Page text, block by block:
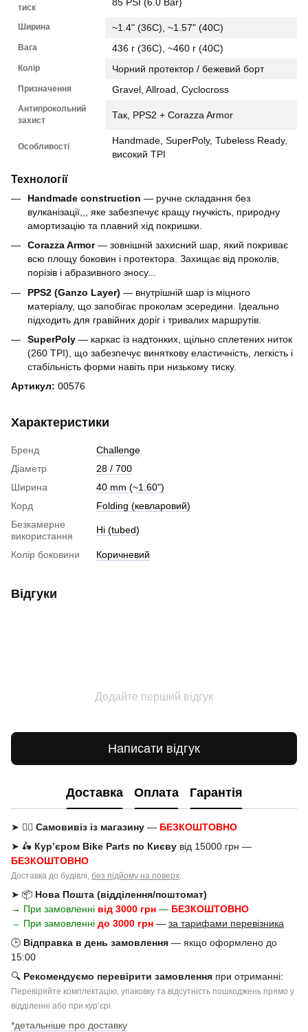
тиск
Ширина ~1.4" (36C), ~1.57" (40C)
Вага 436 г (36C), ~460 г (40C)
Колір Чорний протектор / бежевий борт
Призначення Gravel, Allroad, Cyclocross
Антипрокольний
захист
Так, PPS2 + Corazza Armor
Особливості
Handmade, SuperPoly, Tubeless Ready,
високий TPI
Технології
Handmade construction — ручне складання без
вулканізації,,, яке забезпечує кращу гнучкість, природну
амортизацію та плавний хід покришки.
Corazza Armor— зовнішній захисний шар, який покриває
всю площу боковин і протектора. Захищає від проколів,
порізів і абразивного зносу...
PPS2 (Ganzo Layer) — внутрішній шар із міцного
матеріалу, що запобігає проколам зсередини. Ідеально
підходить для гравійних доріг і тривалих маршрутів.
SuperPoly — каркас із надтонких, щільно сплетених ниток
(260 TPI), що забезпечує виняткову еластичність, легкість і
стабільність форми навіть при низькому тиску.
Артикул: 00576
Характеристики
Бренд
Challenge
Діаметр
28 / 700
Ширина
40 mm (~1.60")
Корд
Folding (кевларовий)
Безкамерне
використання
Ні (tubed)
Колір боковини Коричневий
Відгуки
Додайте перший відгук
Написати відгук
Доставка Оплата Гарантія
➤ 🚶‍♂️ Самовивіз із магазину — БЕЗКОШТОВНО
➤ 🛵 Кур’єром Bike Parts по Києву від 15000 грн —
БЕЗКОШТОВНО
Доставка до будівлі, без підйому на поверх.
➤ 📦 Нова Пошта (відділення/поштомат)
→ При замовленні від 3000 грн — БЕЗКОШТОВНО
→ При замовленні до 3000 грн — за тарифами перевізника
🕒 Відправка в день замовлення — якщо оформлено до
15:00
🔍 Рекомендуємо перевірити замовлення при отриманні:
Перевіряйте комплектацію, упаковку та відсутність пошкоджень прямо у
відділенні або при курʼєрі.
*детальніше про доставку